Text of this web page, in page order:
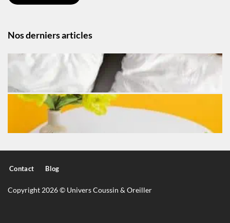
Nos derniers articles
Contact Blog
Copyright 2026 © Univers Coussin & Oreiller